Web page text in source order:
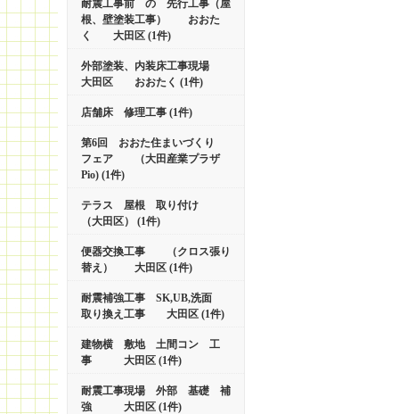
耐震工事前 の 先行工事（屋
根、壁塗装工事） おおた
く 大田区 (1件)
外部塗装、内装床工事現場
大田区 おおたく (1件)
店舗床 修理工事 (1件)
第6回 おおた住まいづくり
フェア （大田産業プラザ
Pio) (1件)
テラス 屋根 取り付け
（大田区） (1件)
便器交換工事 （クロス張り
替え） 大田区 (1件)
耐震補強工事 SK,UB,洗面
取り換え工事 大田区 (1件)
建物横 敷地 土間コン 工
事 大田区 (1件)
耐震工事現場 外部 基礎 補
強 大田区 (1件)